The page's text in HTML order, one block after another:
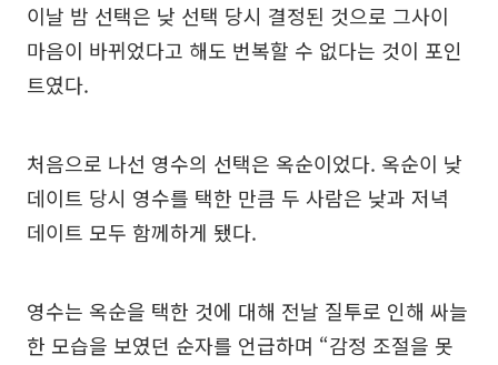
이날 밤 선택은 낮 선택 당시 결정된 것으로 그사이
마음이 바뀌었다고 해도 번복할 수 없다는 것이 포인
트였다.
처음으로 나선 영수의 선택은 옥순이었다. 옥순이 낮
데이트 당시 영수를 택한 만큼 두 사람은 낮과 저녁
데이트 모두 함께하게 됐다.
영수는 옥순을 택한 것에 대해 전날 질투로 인해 싸늘
한 모습을 보였던 순자를 언급하며 “감정 조절을 못